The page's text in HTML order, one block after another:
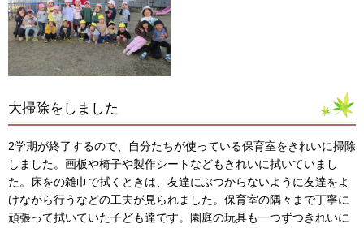
大掃除をしました
2学期が終了するので、自分たちが使っている保育室をきれいに掃除
しました。画板や椅子や製作シートなどもきれいに拭いていまし
た。床をの雑巾で拭くときは、友達にぶつからないように友達をよ
けながら行うなどの工夫が見られました。保育室の隅々まで丁寧に
頑張って拭いていた子ども達です。園庭の玩具も一つずつきれいに